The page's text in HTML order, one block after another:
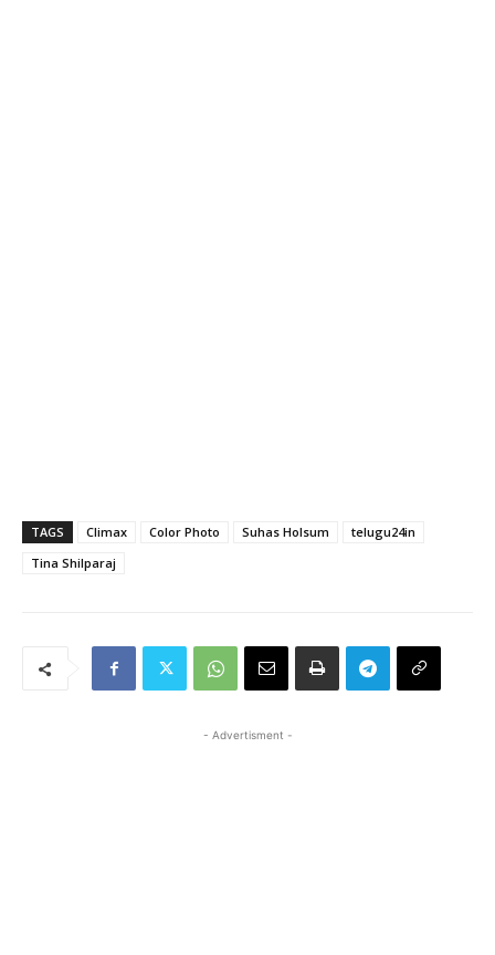
TAGS Climax Color Photo Suhas Holsum
telugu24in
Tina Shilparaj
- Advertisment -